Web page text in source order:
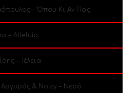
– Όπου Κι Αν Πας
– Alleluia
– Τέλεια
Αργυρός & Noizy – Νερό